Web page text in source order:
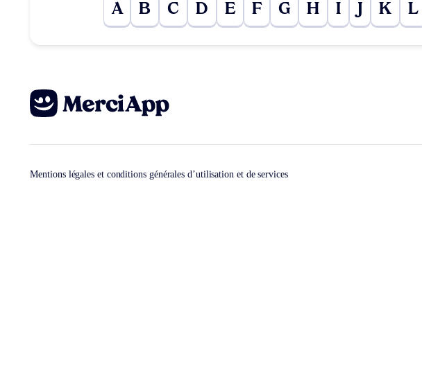
A B C D E F G H I K L
Mentions légales et conditions générales d’utilisation et de services